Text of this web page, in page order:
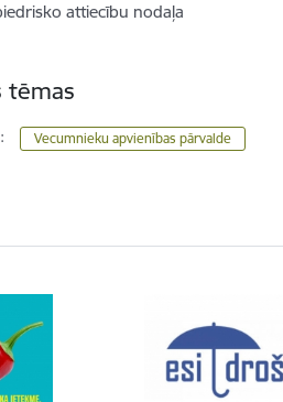
attiecību nodaļa
tēmas
Vecumnieku apvienības pārvalde